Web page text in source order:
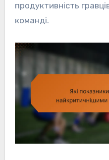
продуктивність
команді.